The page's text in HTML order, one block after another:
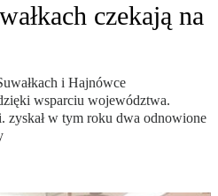
czekają na
i Hajnówce
wsparciu województwa.
zyskał w tym roku dwa odnowione